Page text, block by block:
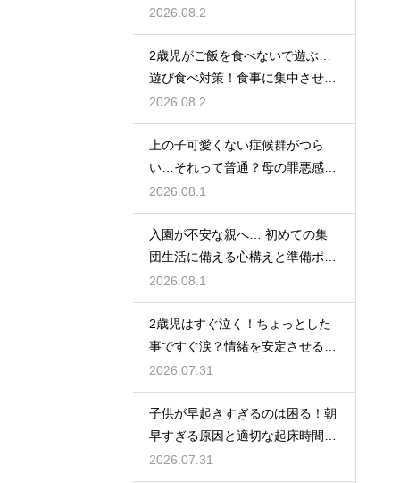
減アイデア
2026.08.2
2歳児がご飯を食べないで遊ぶ…
遊び食べ対策！食事に集中させる
環境づくり
2026.08.2
上の子可愛くない症候群がつら
い…それって普通？母の罪悪感を
和らげる対処法
2026.08.1
入園が不安な親へ… 初めての集
団生活に備える心構えと準備ポイ
ントを紹介
2026.08.1
2歳児はすぐ泣く！ちょっとした
事ですぐ涙？情緒を安定させる関
わり方
2026.07.31
子供が早起きすぎるのは困る！朝
早すぎる原因と適切な起床時間へ
の調整法
2026.07.31